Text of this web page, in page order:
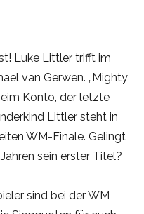
Luke Littler trifft im
van Gerwen. „Mighty
Konto, der letzte
Littler steht in
WM-Finale. Gelingt
sein erster Titel?
sind bei der WM